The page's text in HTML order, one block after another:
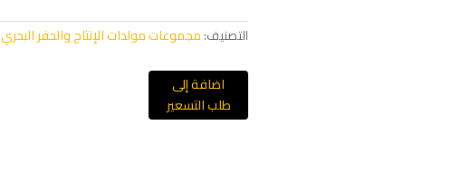
التصنيف:مجموعات مولدات الإنتاج والحفر البحري
اضافة إلى
طلب التسعير